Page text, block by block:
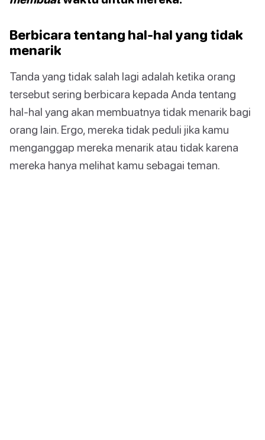
Berbicara tentang hal-hal yang tidak
menarik
Tanda yang tidak salah lagi adalah ketika orang
tersebut sering berbicara kepada Anda tentang
hal-hal yang akan membuatnya tidak menarik bagi
orang lain. Ergo, mereka tidak peduli jika kamu
menganggap mereka menarik atau tidak karena
mereka hanya melihat kamu sebagai teman.